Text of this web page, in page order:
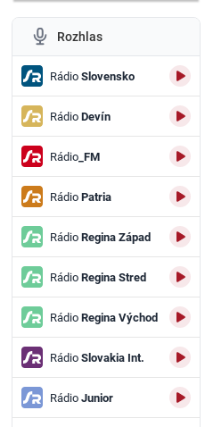
Rozhlas
RádioSlovensko
RádioDevín
Rádio_FM
RádioPatria
RádioRegina Západ
RádioRegina Stred
RádioRegina Východ
RádioSlovakia Int.
RádioJunior